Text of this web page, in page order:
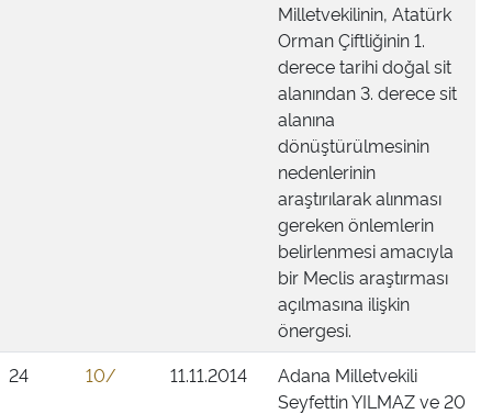
Milletvekilinin, Atatürk
Orman Çiftliğinin 1.
derece tarihi doğal sit
alanından 3. derece sit
alanına
dönüştürülmesinin
nedenlerinin
araştırılarak alınması
gereken önlemlerin
belirlenmesi amacıyla
bir Meclis araştırması
açılmasına ilişkin
önergesi.
24
10/ 11.11.2014
Adana Milletvekili
Seyfettin YILMAZ ve 20